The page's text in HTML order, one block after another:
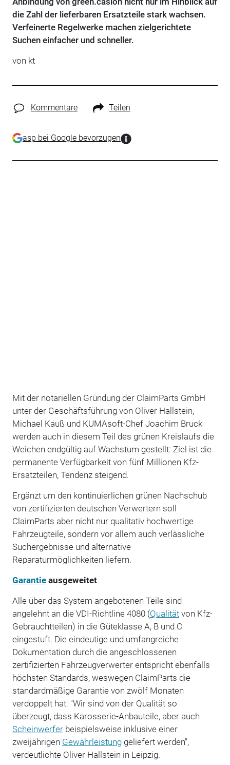
die Zahl der lieferbaren Ersatzteile stark wachsen.
Verfeinerte Regelwerke machen zielgerichtete
Suchen einfacher und schneller.
von kt
Kommentare Teilen
asp bei Google bevorzugen
Mit der notariellen Gründung der ClaimParts GmbH
unter der Geschäftsführung von Oliver Hallstein,
Michael Kauß und KUMAsoft-Chef Joachim Bruck
werden auch in diesem Teil des grünen Kreislaufs die
Weichen endgültig auf Wachstum gestellt: Ziel ist die
permanente Verfügbarkeit von fünf Millionen Kfz-
Ersatzteilen, Tendenz steigend.
Ergänzt um den kontinuierlichen grünen Nachschub
von zertifizierten deutschen Verwertern soll
ClaimParts aber nicht nur qualitativ hochwertige
Fahrzeugteile, sondern vor allem auch verlässliche
Suchergebnisse und alternative
Reparaturmöglichkeiten liefern.
Garantieausgeweitet
Alle über das System angebotenen Teile sind
angelehnt an die VDI-Richtline 4080 (Qualitätvon Kfz-
Gebrauchtteilen) in die Güteklasse A, B und C
eingestuft. Die eindeutige und umfangreiche
Dokumentation durch die angeschlossenen
zertifizierten Fahrzeugverwerter entspricht ebenfalls
höchsten Standards, weswegen ClaimParts die
standardmäßige Garantie von zwölf Monaten
verdoppelt hat: "Wir sind von der Qualität so
überzeugt, dass Karosserie-Anbauteile, aber auch
Scheinwerferbeispielsweise inklusive einer
zweijährigen Gewährleistunggeliefert werden",
verdeutlichte Oliver Hallstein in Leipzig.